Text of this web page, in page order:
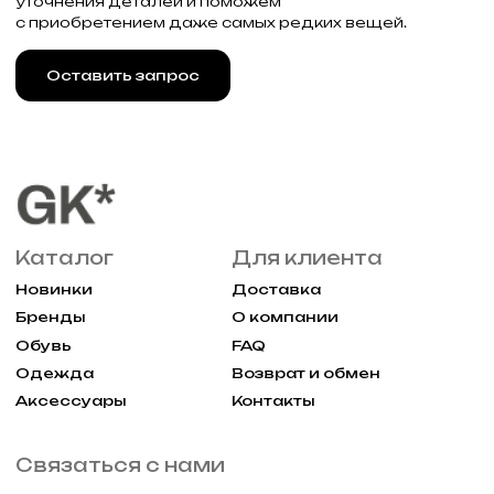
2025 Все права защищены Gklimited
Реквизиты
Политика конфиденциальности
Разработка сайта